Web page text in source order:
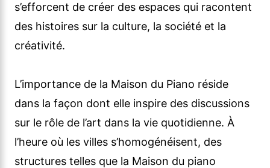
s’efforcent de créer des espaces qui racontent
des histoires sur la culture, la société et la
créativité.
L’importance de la Maison du Piano réside
dans la façon dont elle inspire des discussions
sur le rôle de l’art dans la vie quotidienne. À
l’heure où les villes s’homogénéisent, des
structures telles que la Maison du piano